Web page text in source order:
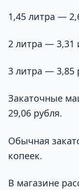
1,45 литра —
2 литра — 3,31
3 литра — 3,85
Закаточные
29,06 рубля.
Обычная
копеек.
В магазине